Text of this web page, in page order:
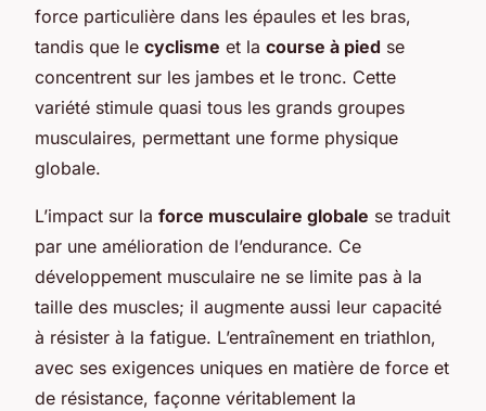
force particulière dans les épaules et les bras,
tandis que le cyclisme et la course à pied se
concentrent sur les jambes et le tronc. Cette
variété stimule quasi tous les grands groupes
musculaires, permettant une forme physique
globale.
L’impact sur la force musculaire globale se traduit
par une amélioration de l’endurance. Ce
développement musculaire ne se limite pas à la
taille des muscles; il augmente aussi leur capacité
à résister à la fatigue. L’entraînement en triathlon,
avec ses exigences uniques en matière de force et
de résistance, façonne véritablement la